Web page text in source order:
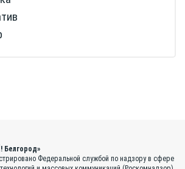
Белгород»
Федеральной службой по надзору в сфере